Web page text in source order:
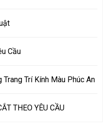
Cầu
Trí Kính Màu Phúc An
THEO YÊU CẦU